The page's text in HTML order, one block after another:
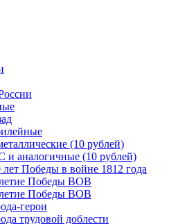
(10 рублей)
и аналогичные (10 рублей)
лет Победы в войне 1812 года
Победы ВОВ
Победы ВОВ
герои
трудовой доблести